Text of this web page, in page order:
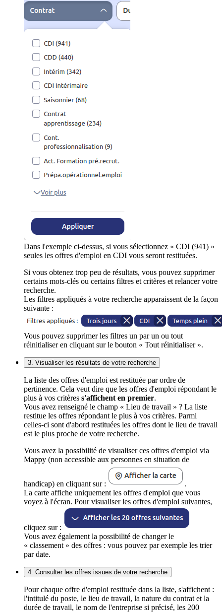
Dans l'exemple ci-dessus, si vous sélectionnez « CDI (941) »
seules les offres d'emploi en CDI vous seront restituées.
Si vous obtenez trop peu de résultats, vous pouvez supprimer
certains mots-clés ou certains filtres et critères et relancer votre
recherche.
Les filtres appliqués à votre recherche apparaissent de la façon
suivante :
Vous pouvez supprimer les filtres un par un ou tout
réinitialiser en cliquant sur le bouton « Tout réinitialiser ».
3. Visualiser les résultats de votre recherche
La liste des offres d'emploi est restituée par ordre de
pertinence. Cela veut dire que les offres d'emploi répondant le
plus à vos critères s'affichent en premier.
Vous avez renseigné le champ « Lieu de travail » ? La liste
restitue les offres répondant le plus à vos critères. Parmi
celles-ci sont d'abord restituées les offres dont le lieu de travail
est le plus proche de votre recherche.
Vous avez la possibilité de visualiser ces offres d'emploi via
Mappy (non accessible aux personnes en situation de
handicap) en cliquant sur :
.
La carte affiche uniquement les offres d'emploi que vous
voyez à l'écran. Pour visualiser les offres d'emploi suivantes,
cliquez sur :
Vous avez également la possibilité de changer le
« classement » des offres : vous pouvez par exemple les trier
par date.
4. Consulter les offres issues de votre recherche
Pour chaque offre d'emploi restituée dans la liste, s'affichent :
l'intitulé du poste, le lieu de travail, la nature du contrat et la
durée de travail, le nom de l'entreprise si précisé, les 200